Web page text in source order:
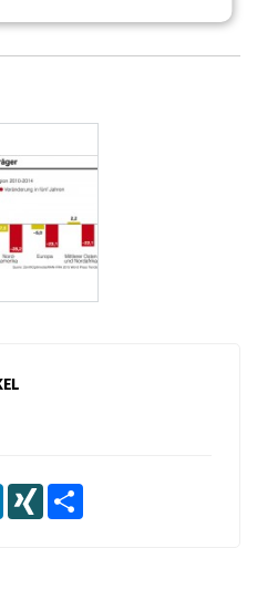
LinkedInXING